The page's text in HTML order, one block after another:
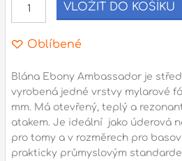
Adresa
Praha 3 - 130 00 (
gsm.: +420 777 888 408
gsm.: +420 777 888 088
tel.: +420 222 782 732
prodejna@bici.cz
Otevírací doba
VLOŽIT DO KOŠÍKU
Oblíbené
Blána Ebony Ambassador je
vyrobená jedné vrstvy mylarové
mm. Má otevřený, teplý a
atakem. Je ideální jako úderová
pro tomy a v rozměrech pro
prakticky průmyslovým